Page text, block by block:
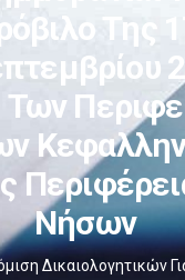
Της
Των
Νήσων
Δικαιολογητικών